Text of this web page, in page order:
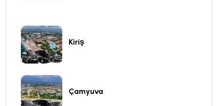
Kiriş
Çamyuva